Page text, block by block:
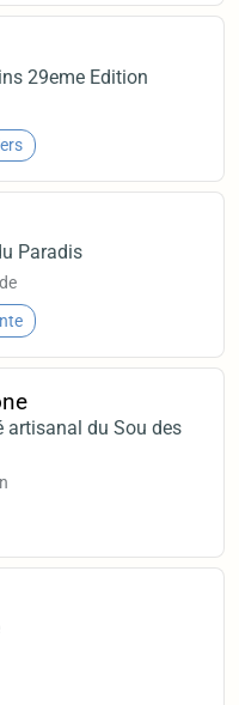
29eme Edition
Paradis
artisanal du Sou des